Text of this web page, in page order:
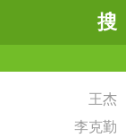
搜
王杰
李克勤